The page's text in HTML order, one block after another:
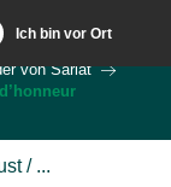
Ich bin vor Ort
von Sarlat
/ ...